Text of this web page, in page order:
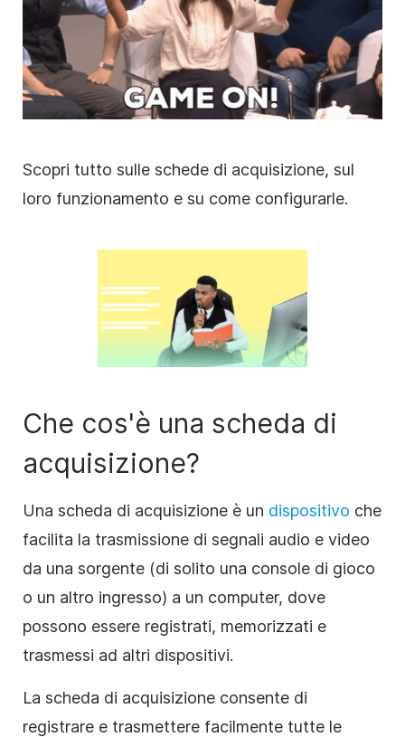
Scopri tutto sulle schede di acquisizione, sul
loro funzionamento e su come configurarle.
Che cos'è una scheda di
acquisizione?
Una scheda di acquisizione è un dispositivo che
facilita la trasmissione di segnali audio e video
da una sorgente (di solito una console di gioco
o un altro ingresso) a un computer, dove
possono essere registrati, memorizzati e
trasmessi ad altri dispositivi.
La scheda di acquisizione consente di
registrare e trasmettere facilmente tutte le